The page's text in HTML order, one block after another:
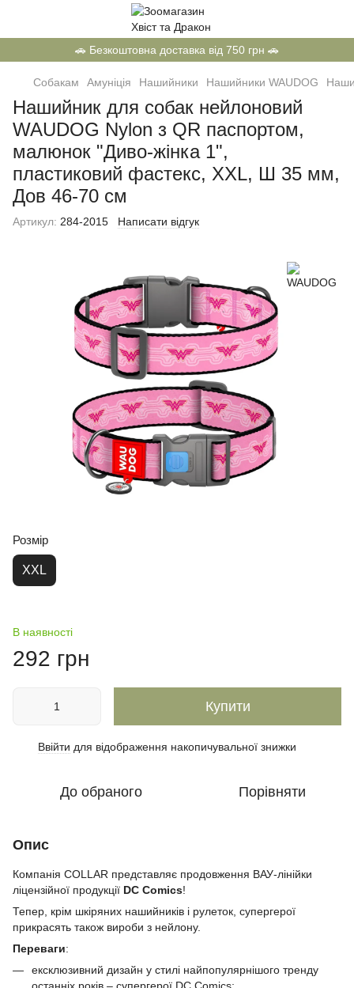
🚗 Безкоштовна доставка від 750 грн 🚗
Собакам Амуніція Нашийники Нашийники WAUDOG
Нашийник для собак нейлоновий
WAUDOG Nylon з QR паспортом,
малюнок "Диво-жінка 1",
пластиковий фастекс, XXL, Ш 35 мм,
Дов 46-70 см
Артикул: 284-2015 Написати відгук
Розмір
XXL
В наявності
292 грн
Купити
Ввійти для відображення накопичувальної знижки
До обраного Порівняти
Опис
Компанія COLLAR представляє продовження ВАУ-лінійки
ліцензійної продукції DC Comics!
Тепер, крім шкіряних нашийників і рулеток, супергерої
прикрасять також вироби з нейлону.
Переваги:
ексклюзивний дизайн у стилі найпопулярнішого тренду
останніх років – супергерої DC Comics;